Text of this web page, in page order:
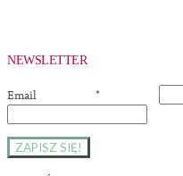
NEWSLETTER
Email*